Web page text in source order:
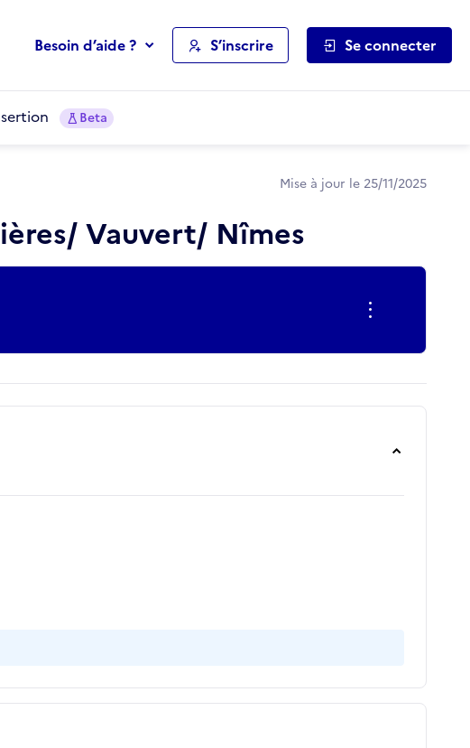
Besoin d’aide ? S’inscrire Se connecter
Beta
Mise à jour le 25/11/2025
Vauvert/ Nîmes